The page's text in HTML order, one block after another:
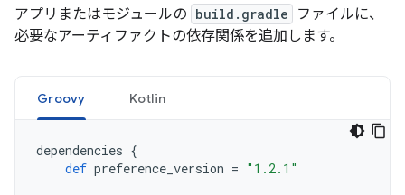
アプリまたはモジュールの build.gradle
ファイルに、
必要なアーティファクトの依存関係を追加します。
Groovy Kotlin
dependencies {
def preference_version = "1.2.1"